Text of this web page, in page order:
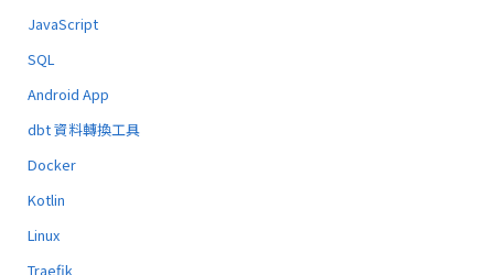
JavaScript
SQL
Android App
dbt 資料轉換工具
Docker
Kotlin
Linux
Traefik